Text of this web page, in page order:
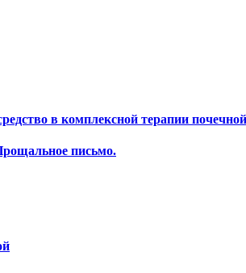
в комплексной терапии
письмо.